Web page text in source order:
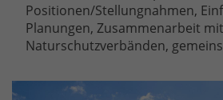
Positionen/Stellungnahmen,
Planungen, Zusammenarbeit
Naturschutzverbänden,